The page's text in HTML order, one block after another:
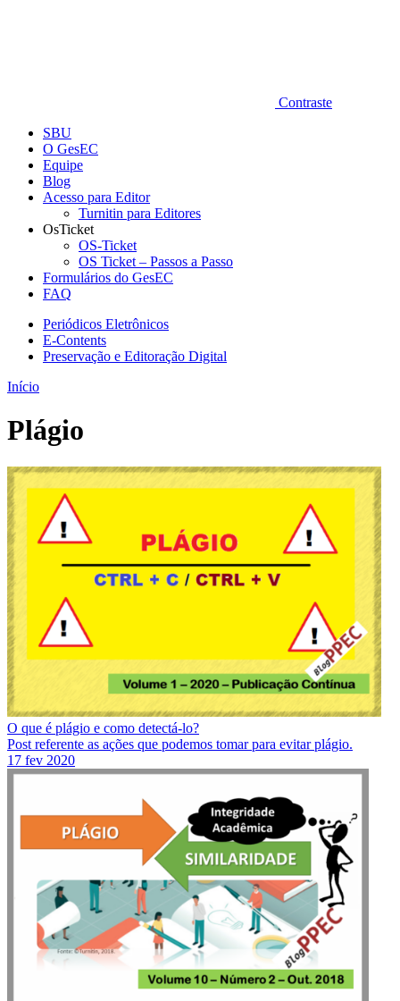
Contraste
SBU
O GesEC
Equipe
Blog
Acesso para Editor
Turnitin para Editores
OsTicket
OS-Ticket
OS Ticket – Passos a Passo
Formulários do GesEC
FAQ
Periódicos Eletrônicos
E-Contents
Preservação e Editoração Digital
Início
Plágio
O que é plágio e como detectá-lo?
Post referente as ações que podemos tomar para evitar plágio.
17 fev 2020